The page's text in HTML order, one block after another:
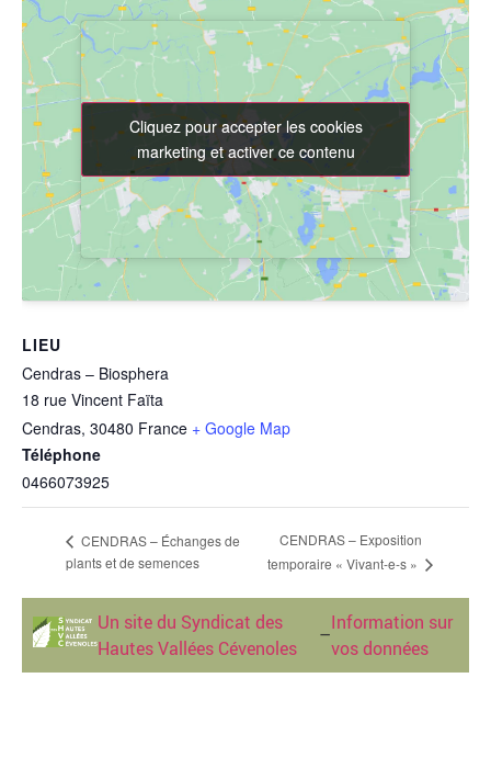
LIEU
Cendras – Biosphera
18 rue Vincent Faïta
Cendras, 30480 France + Google Map
Téléphone
0466073925
Cliquez pour accepter les cookies
marketing et activer ce contenu
Cliquez pour accepter les cookies
marketing et activer ce contenu
CENDRAS – Échanges de
plants et de semences
CENDRAS – Exposition
temporaire « Vivant-e-s »
Un site du Syndicat des
Hautes Vallées Cévenoles
–
Information sur
vos données